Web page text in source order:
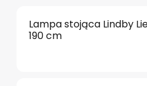
Lampa stojąca Lindby
190 cm